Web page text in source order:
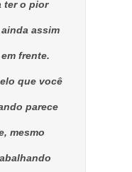
ter o pior
assim
frente.
que você
parece
mesmo